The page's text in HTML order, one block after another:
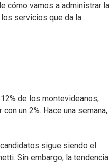
cómo vamos a administrar la
servicios que da la
de los montevideanos,
un 2%. Hace una semana,
sigue siendo el
Sin embargo, la tendencia